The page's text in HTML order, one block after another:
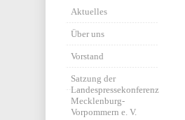
Aktuelles
Über uns
Vorstand
Satzung der
Landespressekonferenz
Mecklenburg-
Vorpommern e. V.